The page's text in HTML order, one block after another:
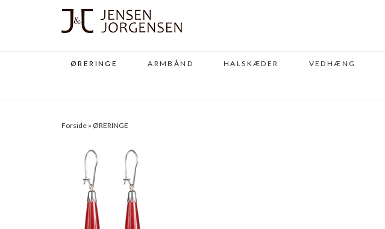
ØRERINGE ARMBÅND HALSKÆDER VEDHÆNG
Forside » ØRERINGE